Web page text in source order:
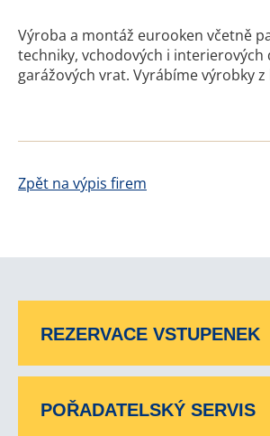
Výroba a montáž eurooken včetně
techniky, vchodových i interierových
garážových vrat. Vyrábíme výrobky
Zpět na výpis firem
REZERVACE VSTUPENEK
POŘADATELSKÝ SERVIS